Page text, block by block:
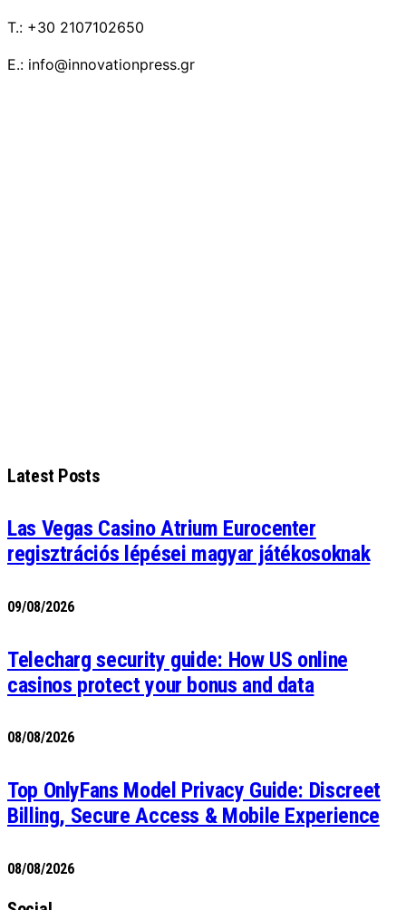
T.: +30 2107102650
E.: info@innovationpress.gr
Latest Posts
Las Vegas Casino Atrium Eurocenter
regisztrációs lépései magyar játékosoknak
09/08/2026
Telecharg security guide: How US online
casinos protect your bonus and data
08/08/2026
Top OnlyFans Model Privacy Guide: Discreet
Billing, Secure Access & Mobile Experience
08/08/2026